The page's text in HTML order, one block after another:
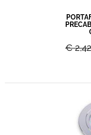
€ 2,42